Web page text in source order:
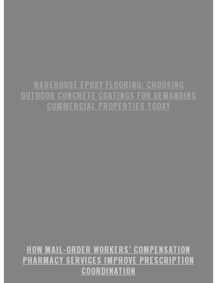
WAREHOUSE EPOXY FLOORING: CHOOSING
OUTDOOR CONCRETE COATINGS FOR DEMANDING
COMMERCIAL PROPERTIES TODAY
HOW MAIL-ORDER WORKERS’ COMPENSATION
PHARMACY SERVICES IMPROVE PRESCRIPTION
COORDINATION